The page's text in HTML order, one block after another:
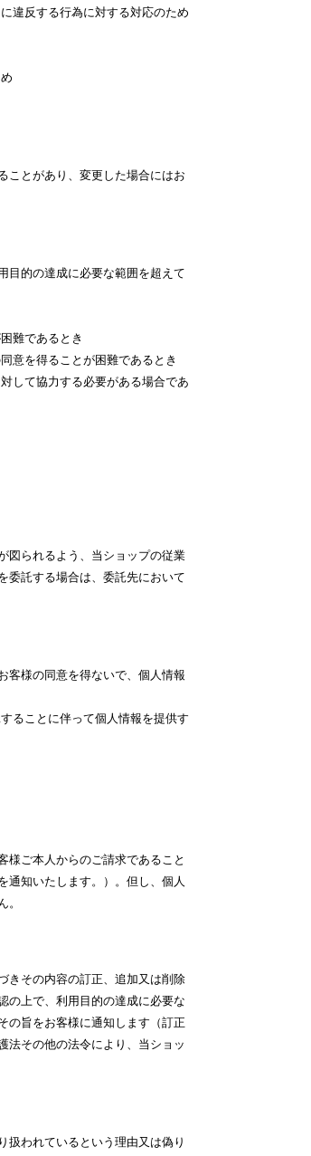
違反する行為に対する対応のため
ことがあり、変更した場合にはお
目的の達成に必要な範囲を超えて
難であるとき
意を得ることが困難であるとき
して協力する必要がある場合であ
図られるよう、当ショップの従業
委託する場合は、委託先において
客様の同意を得ないで、個人情報
ることに伴って個人情報を提供す
様ご本人からのご請求であること
通知いたします。）。但し、個人
。
きその内容の訂正、追加又は削除
の上で、利用目的の達成に必要な
の旨をお客様に通知します（訂正
法その他の法令により、当ショッ
扱われているという理由又は偽り